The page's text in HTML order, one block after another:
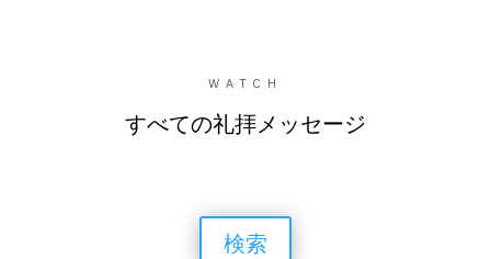
WATCH
すべての礼拝メッセージ
検索